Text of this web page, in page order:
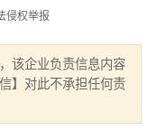
侵权举报
该企业负责信息内容
】对此不承担任何责